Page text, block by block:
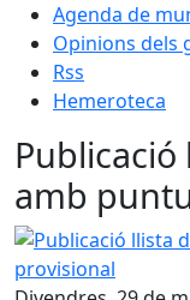
Agenda de
Opinions dels
Rss
Hemeroteca
Publicació
amb
Publicació llista de